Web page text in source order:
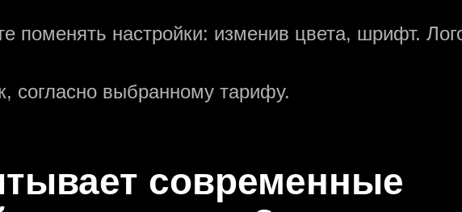
поменять настройки: изменив цвета, шрифт.
согласно выбранному тарифу.
современные